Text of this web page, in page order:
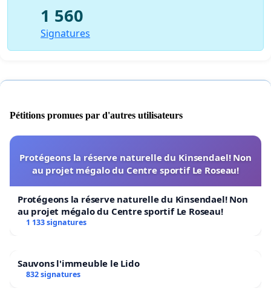
1 560
Signatures
Pétitions promues par d'autres utilisateurs
Protégeons la réserve naturelle du Kinsendael! Non
au projet mégalo du Centre sportif Le Roseau!
Protégeons la réserve naturelle du Kinsendael! Non
au projet mégalo du Centre sportif Le Roseau!
1 133 signatures
Sauvons l'immeuble le Lido
832 signatures